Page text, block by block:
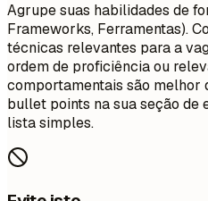
Agrupe suas habilidades de
Frameworks, Ferramentas).
técnicas relevantes para a
ordem de proficiência ou
comportamentais são melhor
bullet points na sua seção de
lista simples.